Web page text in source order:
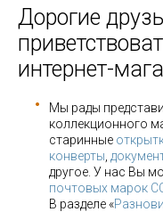
Дорогие
интернет-
Мы рады
коллекционного
старинные
конверты
другое. У нас Вы
почтовых марок
В разделе «